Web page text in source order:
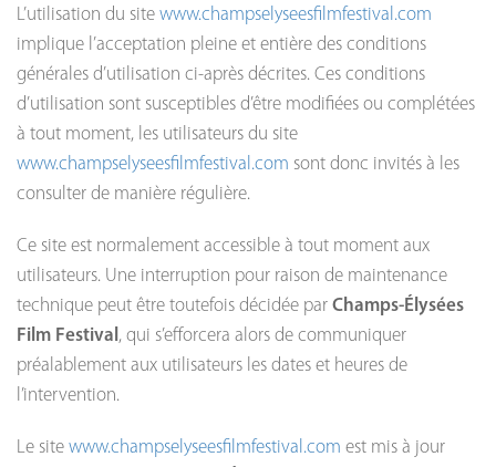
L’utilisation du site www.champselyseesfilmfestival.com
implique l’acceptation pleine et entière des conditions
générales d’utilisation ci-après décrites. Ces conditions
d’utilisation sont susceptibles d’être modifiées ou complétées
à tout moment, les utilisateurs du site
www.champselyseesfilmfestival.com sont donc invités à les
consulter de manière régulière.
Ce site est normalement accessible à tout moment aux
utilisateurs. Une interruption pour raison de maintenance
technique peut être toutefois décidée par Champs-Élysées
Film Festival , qui s’efforcera alors de communiquer
préalablement aux utilisateurs les dates et heures de
l’intervention.
Le site www.champselyseesfilmfestival.com est mis à jour